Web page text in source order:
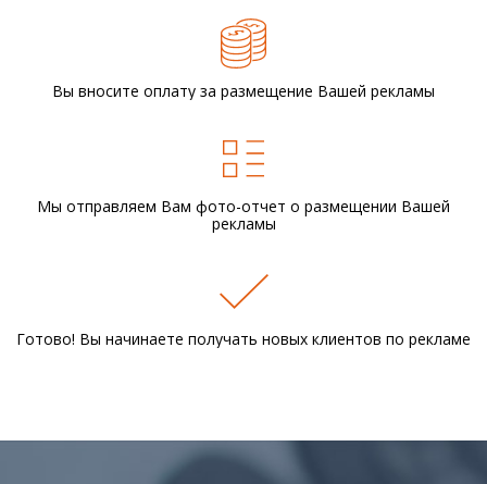
Вы вносите оплату за размещение Вашей рекламы
Мы отправляем Вам фото-отчет о размещении Вашей
рекламы
Готово! Вы начинаете получать новых клиентов по рекламе